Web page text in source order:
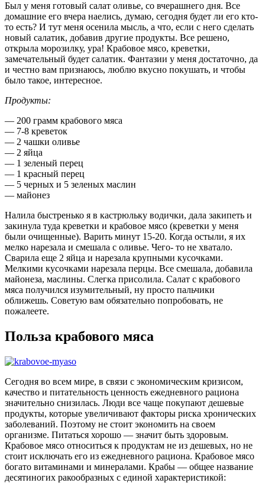
Был у меня готовый салат оливье, со вчерашнего дня. Все
домашние его вчера наелись, думаю, сегодня будет ли его кто-
то есть? И тут меня осенила мысль, а что, если с него сделать
новый салатик, добавив другие продукты. Все решено,
открыла морозилку, ура! Крабовое мясо, креветки,
замечательный будет салатик. Фантазии у меня достаточно, да
и честно вам признаюсь, люблю вкусно покушать, и чтобы
было такое, интересное.
Продукты:
— 200 грамм крабового мяса
— 7-8 креветок
— 2 чашки оливье
— 2 яйца
— 1 зеленый перец
— 1 красный перец
— 5 черных и 5 зеленых маслин
— майонез
Налила быстренько я в кастрюльку водички, дала закипеть и
закинула туда креветки и крабовое мясо (креветки у меня
были очищенные). Варить минут 15-20. Когда остыли, я их
мелко нарезала и смешала с оливье. Чего- то не хватало.
Сварила еще 2 яйца и нарезала крупными кусочками.
Мелкими кусочками нарезала перцы. Все смешала, добавила
майонеза, маслины. Слегка присолила. Салат с крабового
мяса получился изумительный, ну просто пальчики
оближешь. Советую вам обязательно попробовать, не
пожалеете.
Польза крабового мяса
Сегодня во всем мире, в связи с экономическим кризисом,
качество и питательность ценность ежедневного рациона
значительно снизилась. Люди все чаще покупают дешевые
продукты, которые увеличивают факторы риска хронических
заболеваний. Поэтому не стоит экономить на своем
организме. Питаться хорошо — значит быть здоровым.
Крабовое мясо относиться к продуктам не из дешевых, но не
стоит исключать его из ежедневного рациона. Крабовое мясо
богато витаминами и минералами. Крабы — общее название
десятиногих ракообразных с единой характеристикой: